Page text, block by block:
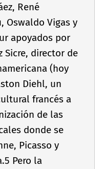
René
Oswaldo Vigas y
apoyados por
Sicre, director de
(hoy
Diehl, un
francés a
de las
donde se
Picasso y
Pero la